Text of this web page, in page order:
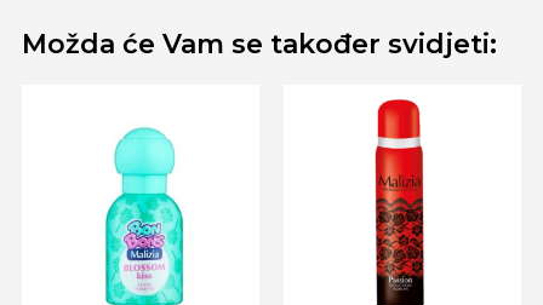
Možda će Vam se također svidjeti: